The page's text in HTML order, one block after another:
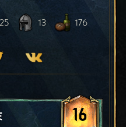
25 13 176
16